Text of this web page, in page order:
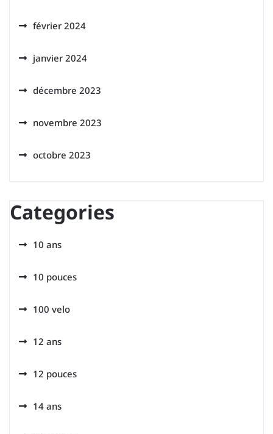
février 2024
janvier 2024
décembre 2023
novembre 2023
octobre 2023
Categories
10 ans
10 pouces
100 velo
12 ans
12 pouces
14 ans